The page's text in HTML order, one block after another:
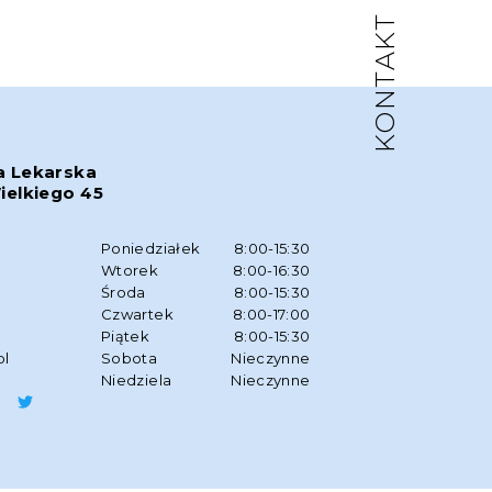
KONTAKT
Lekarska
45
Poniedziałek
8:00-15:30
Wtorek
8:00-16:30
Środa
8:00-15:30
Czwartek
8:00-17:00
Piątek
8:00-15:30
Sobota
Nieczynne
Niedziela
Nieczynne